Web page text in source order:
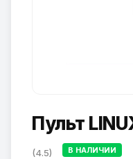
Пульт
(4.5) В НАЛИЧИИ